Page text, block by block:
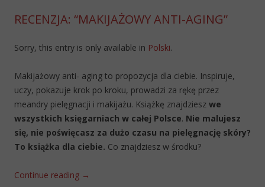
RECENZJA: “MAKIJAŻOWY ANTI-AGING”
Sorry, this entry is only available in Polski.
Makijażowy anti- aging to propozycja dla ciebie. Inspiruje,
uczy, pokazuje krok po kroku, prowadzi za rękę przez
meandry pielęgnacji i makijażu. Książkę znajdziesz we
wszystkich księgarniach w całej Polsce. Nie malujesz
się, nie poświęcasz za dużo czasu na pielęgnację skóry?
To książka dla ciebie. Co znajdziesz w środku?
Continue reading →